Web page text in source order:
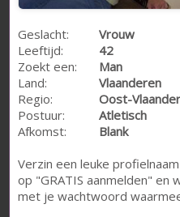
Geslacht:
Vrouw
Leeftijd:
42
Zoekt een:
Man
Land:
Vlaanderen
Regio:
Oost-
Postuur:
Atletisch
Afkomst:
Blank
Verzin een leuke
op "GRATIS aanmelden" en
met je wachtwoord